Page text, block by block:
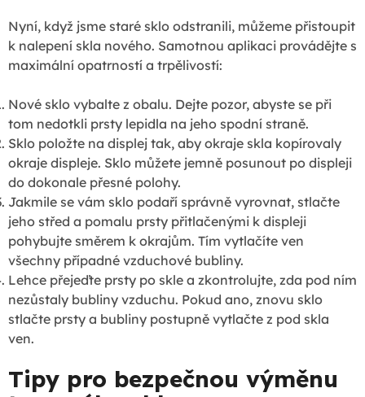
Nyní, když jsme staré sklo odstranili, můžeme přistoupit
k nalepení skla nového. Samotnou aplikaci provádějte s
maximální opatrností a trpělivostí:
Nové sklo vybalte z obalu. Dejte pozor, abyste se při
tom nedotkli prsty lepidla na jeho spodní straně.
Sklo položte na displej tak, aby okraje skla kopírovaly
okraje displeje. Sklo můžete jemně posunout po displeji
do dokonale přesné polohy.
Jakmile se vám sklo podaří správně vyrovnat, stlačte
jeho střed a pomalu prsty přitlačenými k displeji
pohybujte směrem k okrajům. Tím vytlačíte ven
všechny případné vzduchové bubliny.
Lehce přejeďte prsty po skle a zkontrolujte, zda pod ním
nezůstaly bubliny vzduchu. Pokud ano, znovu sklo
stlačte prsty a bubliny postupně vytlačte z pod skla
ven.
Tipy pro bezpečnou výměnu